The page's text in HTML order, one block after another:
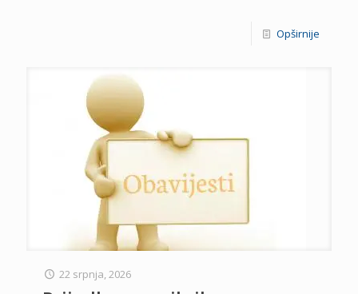
Opširnije
22 srpnja, 2026